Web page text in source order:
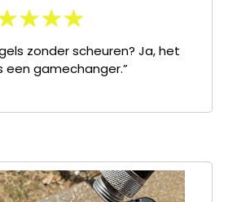
zonder scheuren? Ja, het
een gamechanger.”